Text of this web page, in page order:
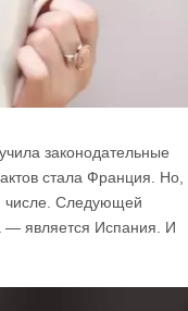
законодательные
стала Франция. Но,
числе. Следующей
— является Испания. И